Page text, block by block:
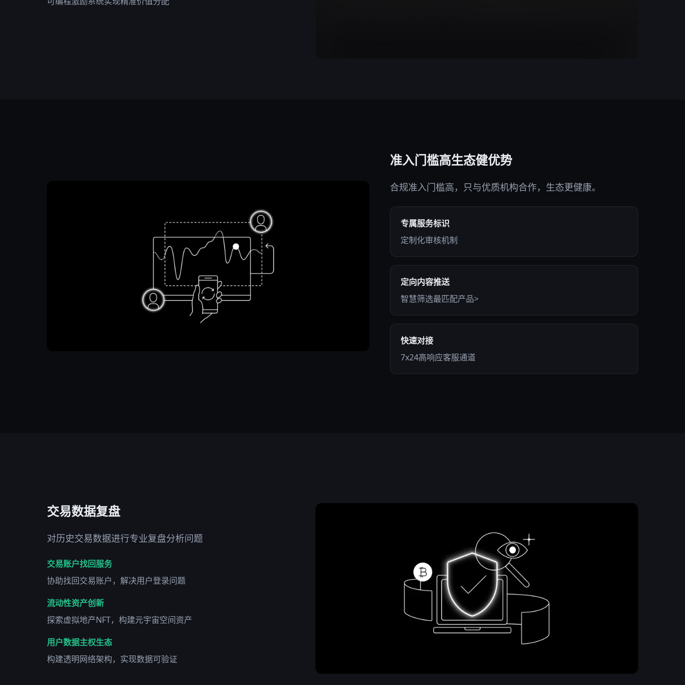
准入门槛高生态健优势
合规准入门槛高，只与优质机构合作，生态更健康。
专属服务标识
定制化审核机制
定向内容推送
智慧筛选最匹配产品>
快速对接
7x24高响应客服通道
交易数据复盘
对历史交易数据进行专业复盘分析问题
交易账户找回服务
协助找回交易账户，解决用户登录问题
流动性资产创新
探索虚拟地产NFT，构建元宇宙空间资产
用户数据主权生态
构建透明网络架构，实现数据可验证